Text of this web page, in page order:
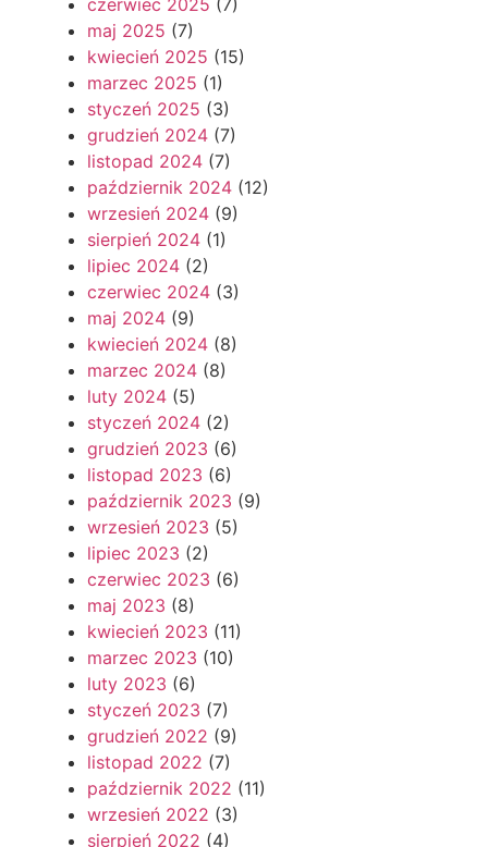
czerwiec 2025 (7)
maj 2025 (7)
kwiecień 2025 (15)
marzec 2025 (1)
styczeń 2025 (3)
grudzień 2024 (7)
listopad 2024 (7)
październik 2024 (12)
wrzesień 2024 (9)
sierpień 2024 (1)
lipiec 2024 (2)
czerwiec 2024 (3)
maj 2024 (9)
kwiecień 2024 (8)
marzec 2024 (8)
luty 2024 (5)
styczeń 2024 (2)
grudzień 2023 (6)
listopad 2023 (6)
październik 2023 (9)
wrzesień 2023 (5)
lipiec 2023 (2)
czerwiec 2023 (6)
maj 2023 (8)
kwiecień 2023 (11)
marzec 2023 (10)
luty 2023 (6)
styczeń 2023 (7)
grudzień 2022 (9)
listopad 2022 (7)
październik 2022 (11)
wrzesień 2022 (3)
sierpień 2022 (4)